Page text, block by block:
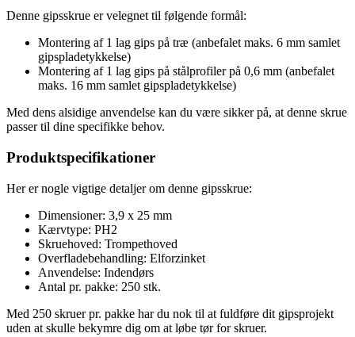
Denne gipsskrue er velegnet til følgende formål:
Montering af 1 lag gips på træ (anbefalet maks. 6 mm samlet
gipspladetykkelse)
Montering af 1 lag gips på stålprofiler på 0,6 mm (anbefalet
maks. 16 mm samlet gipspladetykkelse)
Med dens alsidige anvendelse kan du være sikker på, at denne skrue
passer til dine specifikke behov.
Produktspecifikationer
Her er nogle vigtige detaljer om denne gipsskrue:
Dimensioner: 3,9 x 25 mm
Kærvtype: PH2
Skruehoved: Trompethoved
Overfladebehandling: Elforzinket
Anvendelse: Indendørs
Antal pr. pakke: 250 stk.
Med 250 skruer pr. pakke har du nok til at fuldføre dit gipsprojekt
uden at skulle bekymre dig om at løbe tør for skruer.